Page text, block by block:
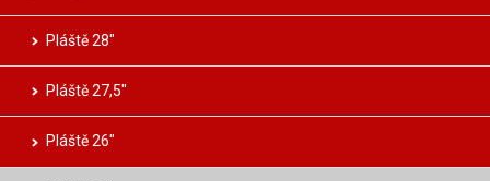
Pláště 28″
Pláště 27,5″
Pláště 26″